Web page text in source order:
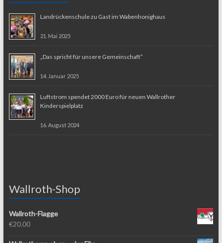
Landrückenschule zu Gast im Wabenhonighaus
21. Mai 2025
„Das spricht für unsere Gemeinschaft“
14. Januar 2025
Luftstrom spendet 2000 Euro für neuen Wallrother
Kinderspielplatz
16. August 2024
Wallroth-Shop
Wallroth-Flagge
€20.00